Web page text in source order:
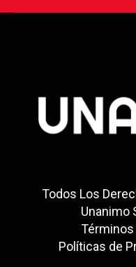
Todos Los
Unanimo
Políticas de